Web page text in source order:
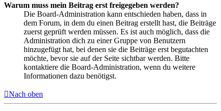
Warum muss mein Beitrag erst freigegeben werden?
Die Board-Administration kann entschieden haben, dass in
dem Forum, in dem du einen Beitrag erstellt hast, die Beiträge
zuerst geprüft werden müssen. Es ist auch möglich, dass die
Administration dich zu einer Gruppe von Benutzern
hinzugefügt hat, bei denen sie die Beiträge erst begutachten
möchte, bevor sie auf der Seite sichtbar werden. Bitte
kontaktiere die Board-Administration, wenn du weitere
Informationen dazu benötigst.
Nach oben